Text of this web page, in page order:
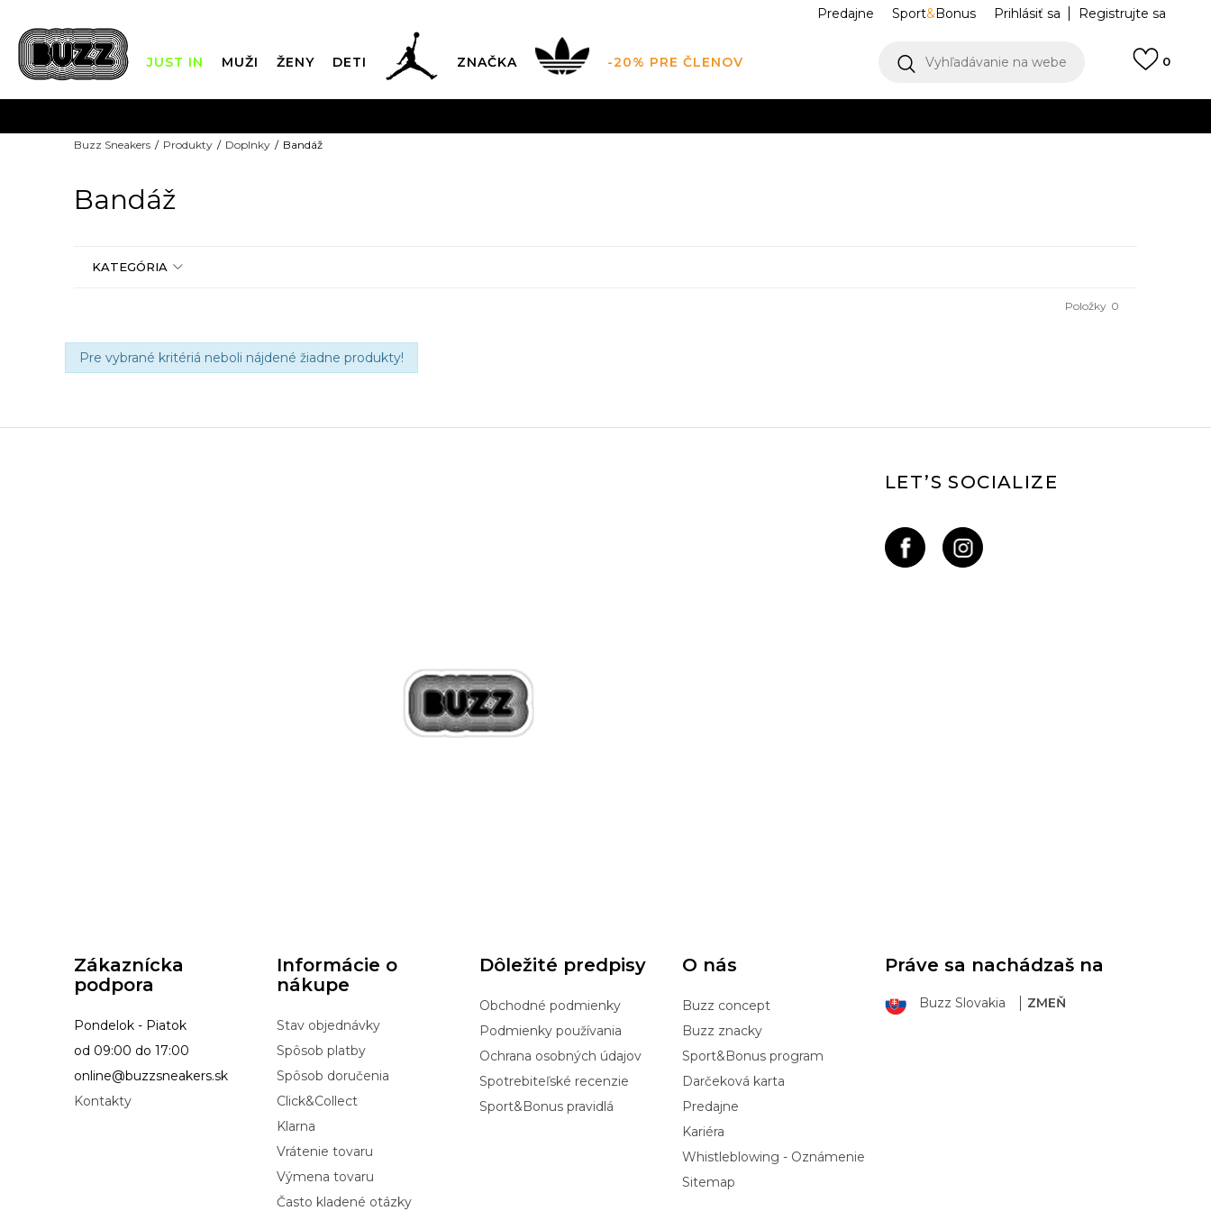
Prihlásiť sa Registrujte sa
Predajne Sport&Bonus
JUST IN MUŽI ŽENY DETI ZNAČKA -20% PRE ČLENOV Vyhľadávanie na webe 0
DOPRAVA ZADARMO
Buzz Sneakers Produkty Doplnky Bandáž
Bandáž
KATEGÓRIA
0
Položky
Pre vybrané kritériá neboli nájdené žiadne produkty!
LET’S SOCIALIZE
Zákaznícka
podpora
Pondelok - Piatok
od 09:00 do 17:00
online@buzzsneakers.sk
Kontakty
Informácie o
nákupe
Stav objednávky
Spôsob platby
Spôsob doručenia
Click&Collect
Klarna
Vrátenie tovaru
Výmena tovaru
Často kladené otázky
Dôležité predpisy
Obchodné podmienky
Podmienky používania
Ochrana osobných údajov
Spotrebiteľské recenzie
Sport&Bonus pravidlá
O nás
Buzz concept
Buzz znacky
Sport&Bonus program
Darčeková karta
Predajne
Kariéra
Whistleblowing - Oznámenie
Sitemap
Práve sa nachádzaš na
Buzz Slovakia ZMEŇ